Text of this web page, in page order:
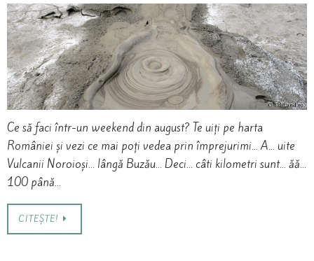
Ce să faci într-un weekend din august? Te uiți pe harta
României și vezi ce mai poți vedea prin împrejurimi… A… uite
Vulcanii Noroioși… lângă Buzău… Deci… câti kilometri sunt… ăă…
100 până…
CITEȘTE!